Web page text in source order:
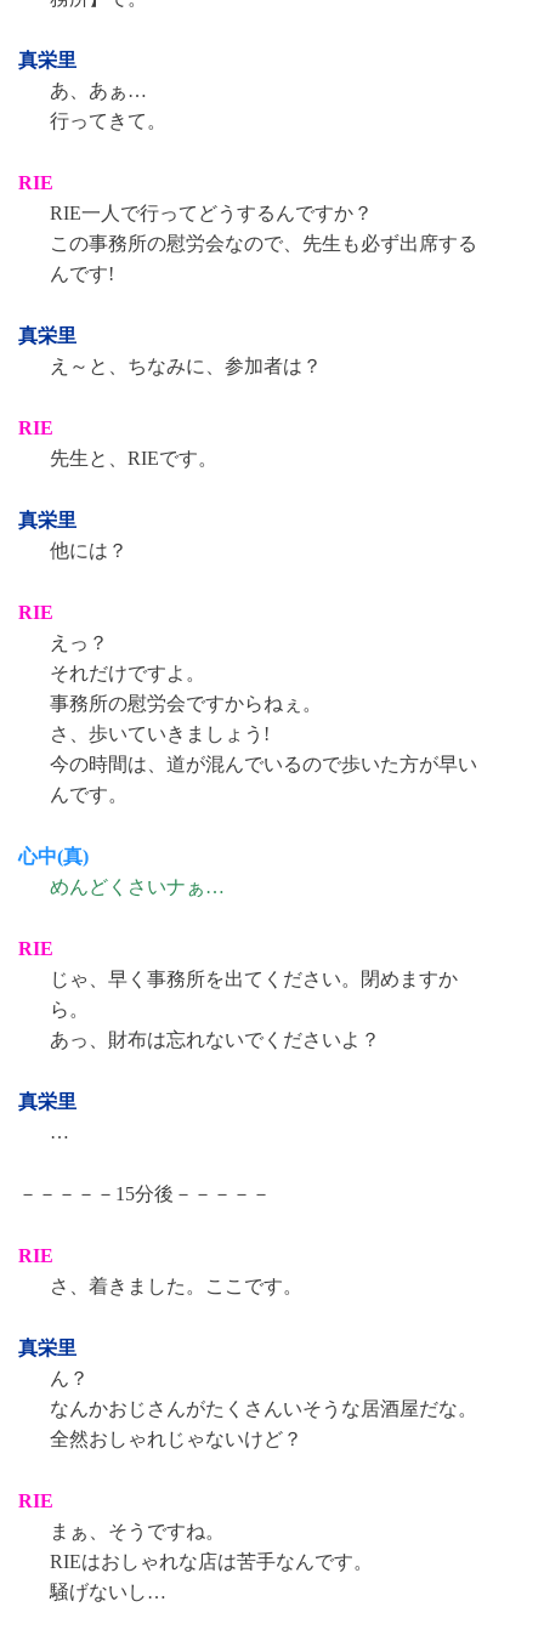
真栄里
あ、あぁ…
行ってきて。
RIE
RIE一人で行ってどうするんですか？
この事務所の慰労会なので、先生も必ず出席する
んです!
真栄里
え～と、ちなみに、参加者は？
RIE
先生と、RIEです。
真栄里
他には？
RIE
えっ？
それだけですよ。
事務所の慰労会ですからねぇ。
さ、歩いていきましょう!
今の時間は、道が混んでいるので歩いた方が早い
んです。
心中(真)
めんどくさいナぁ…
RIE
じゃ、早く事務所を出てください。閉めますか
ら。
あっ、財布は忘れないでくださいよ？
真栄里
…
－－－－－15分後－－－－－
RIE
さ、着きました。ここです。
真栄里
ん？
なんかおじさんがたくさんいそうな居酒屋だな。
全然おしゃれじゃないけど？
RIE
まぁ、そうですね。
RIEはおしゃれな店は苦手なんです。
騒げないし…